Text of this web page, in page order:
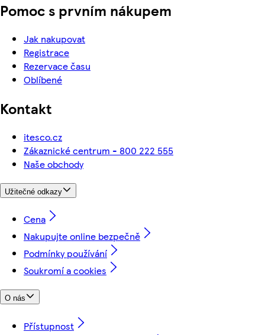
Pomoc s prvním nákupem
Jak nakupovat
Registrace
Rezervace času
Oblíbené
Kontakt
itesco.cz
Zákaznické centrum - 800 222 555
Naše obchody
Užitečné odkazy
Cena
Nakupujte online bezpečně
Podmínky používání
Soukromí a cookies
O nás
Přístupnost